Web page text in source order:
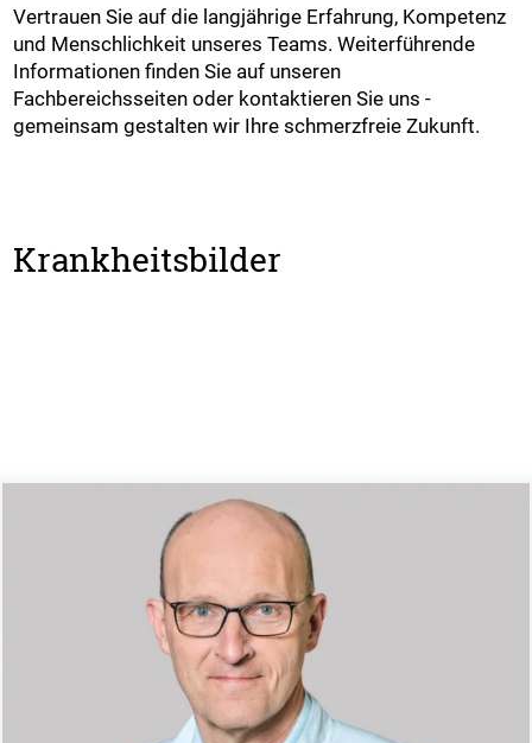
Vertrauen Sie auf die langjährige Erfahrung, Kompetenz
und Menschlichkeit unseres Teams. Weiterführende
Informationen finden Sie auf unseren
Fachbereichsseiten oder kontaktieren Sie uns -
gemeinsam gestalten wir Ihre schmerzfreie Zukunft.
Krankheitsbilder